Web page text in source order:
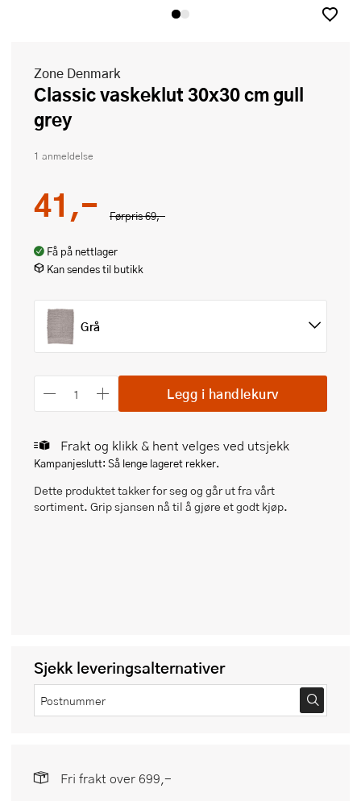
Zone Denmark
Classic vaskeklut 30x30 cm gull
grey
1 anmeldelse
Førpris69,-
41,-
Få på nettlager
Kan sendes til butikk
Grå
Legg i handlekurv
Frakt og klikk & hent velges ved utsjekk
Kampanjeslutt: Så lenge lageret rekker.
Dette produktet takker for seg og går ut fra vårt
sortiment. Grip sjansen nå til å gjøre et godt kjøp.
Sjekk leveringsalternativer
Fri frakt over 699,-